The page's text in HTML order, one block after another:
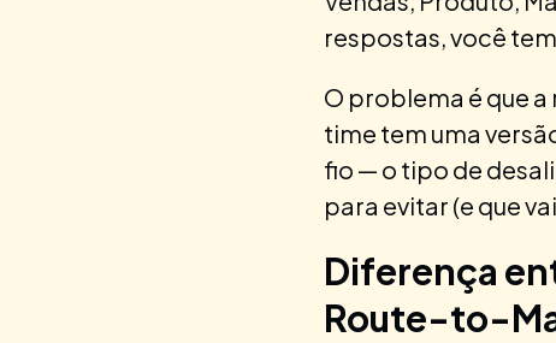
respostas, você
O problema é que
time tem uma
fio — o tipo de
para evitar (e que
Diferença
Route-to-